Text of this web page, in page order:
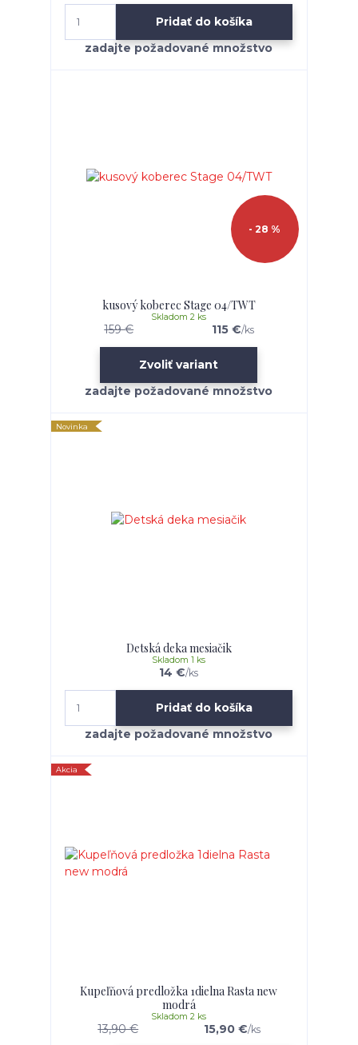
Pridať do košíka
- 28 %
kusový koberec Stage 04/TWT
159 € 115 €/ks
Skladom 2 ks
Zvoliť variant
Novinka
Detská deka mesiačik
14 €/ks
Skladom 1 ks
Pridať do košíka
Akcia
Kupeľňová predložka 1dielna Rasta new
modrá
13,90 € 15,90 €/ks
Skladom 2 ks